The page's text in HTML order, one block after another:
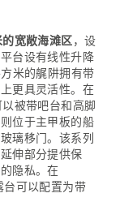
宽敞海滩区，设
台设有线性升降
米的艉阱拥有带
更具灵活性。在
被带吧台和高脚
位于主甲板的船
璃移门。该系列
伸部分提供保
隐私。在
可以配置为带